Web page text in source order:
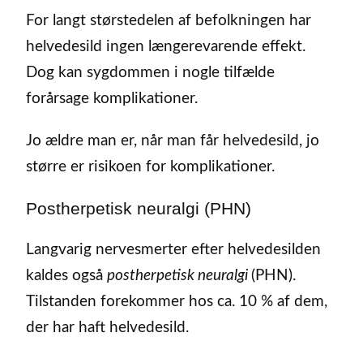
For langt størstedelen af befolkningen har
helvedesild ingen længerevarende effekt.
Dog kan sygdommen i nogle tilfælde
forårsage komplikationer.
Jo ældre man er, når man får helvedesild, jo
større er risikoen for komplikationer.
Postherpetisk neuralgi (PHN)
Langvarig nervesmerter efter helvedesilden
kaldes også postherpetisk neuralgi (PHN).
Tilstanden forekommer hos ca. 10 % af dem,
der har haft helvedesild.